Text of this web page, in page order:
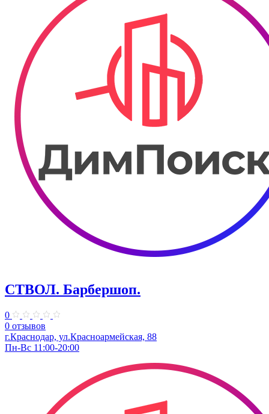
СТВОЛ. Барбершоп.
0
0 отзывов
г.Краснодар, ул.​Красноармейская, 88
Пн-Вс 11:00-20:00